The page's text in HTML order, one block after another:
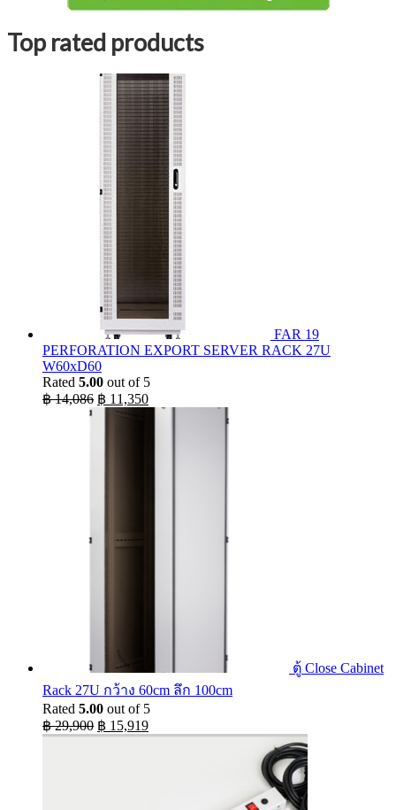
Top rated products
FAR 19
PERFORATION EXPORT SERVER RACK 27U
W60xD60
Rated 5.00 out of 5
฿14,086 Original
price
฿ 11,350Current
price
ตู้ Close Cabinet
Rack 27U กว้าง 60cm ลึก 100cm
Rated 5.00 out of 5
฿29,900 Original
price
฿ 15,919Current
price